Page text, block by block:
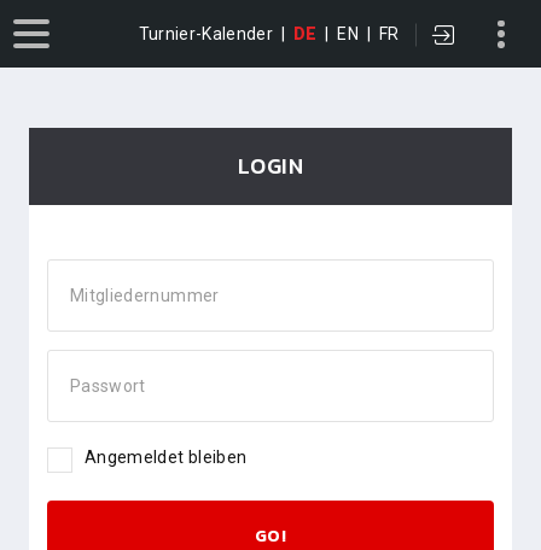
Turnier-Kalender DE EN FR
LOGIN
Mitgliedernummer
Passwort
Angemeldet bleiben
GO!